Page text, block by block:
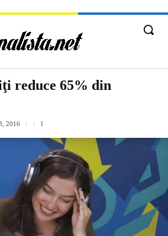
reduce 65% din
2016 1